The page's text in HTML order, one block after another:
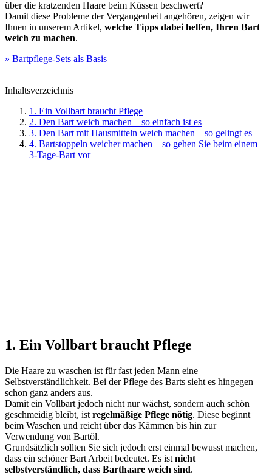
über die kratzenden Haare beim Küssen beschwert?
Damit diese Probleme der Vergangenheit angehören, zeigen wir
Ihnen in unserem Artikel, welche Tipps dabei helfen, Ihren Bart
weich zu machen.
» Bartpflege-Sets als Basis
Inhaltsverzeichnis
1. Ein Vollbart braucht Pflege
2. Den Bart weich machen – so einfach ist es
3. Den Bart mit Hausmitteln weich machen – so gelingt es
4. Bartstoppeln weicher machen – so gehen Sie beim einem
3-Tage-Bart vor
1. Ein Vollbart braucht Pflege
Die Haare zu waschen ist für fast jeden Mann eine
Selbstverständlichkeit. Bei der Pflege des Barts sieht es hingegen
schon ganz anders aus.
Damit ein Vollbart jedoch nicht nur wächst, sondern auch schön
geschmeidig bleibt, ist regelmäßige Pflege nötig. Diese beginnt
beim Waschen und reicht über das Kämmen bis hin zur
Verwendung von Bartöl.
Grundsätzlich sollten Sie sich jedoch erst einmal bewusst machen,
dass ein schöner Bart Arbeit bedeutet. Es ist nicht
selbstverständlich, dass Barthaare weich sind.